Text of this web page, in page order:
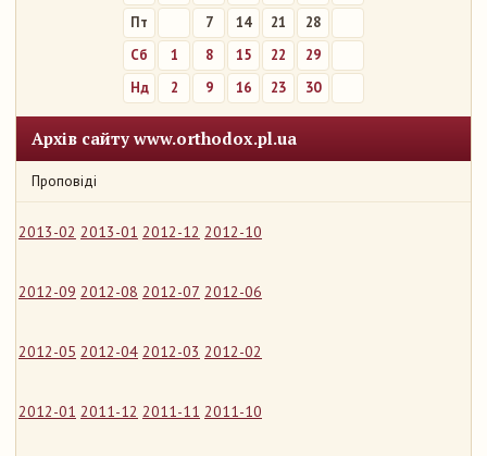
Пт
7 14 21
28
Сб
1 8 15 22
29
Нд
2 9 16 23 30
Архів сайту www.orthodox.pl.ua
Проповіді
2013-02 2013-01 2012-12 2012-10
2012-09 2012-08 2012-07 2012-06
2012-05 2012-04 2012-03 2012-02
2012-01 2011-12 2011-11 2011-10